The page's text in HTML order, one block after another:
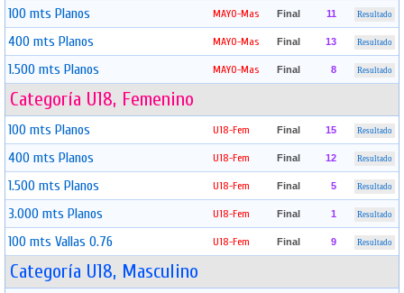
100 mts Planos MAYO-Mas Final 11 Resultado
400 mts Planos MAYO-Mas Final 13 Resultado
1.500 mts Planos MAYO-Mas Final 8 Resultado
Categoría U18, Femenino
100 mts Planos U18-Fem Final 15 Resultado
400 mts Planos U18-Fem Final 12 Resultado
1.500 mts Planos U18-Fem Final 5 Resultado
3.000 mts Planos U18-Fem Final 1 Resultado
100 mts Vallas 0.76 U18-Fem Final 9 Resultado
Categoría U18, Masculino